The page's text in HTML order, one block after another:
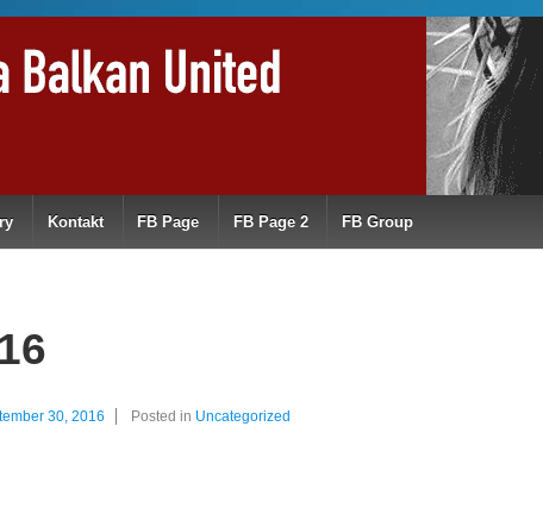
Kontakt FB Page FB Page 2 FB Group
30, 2016 Posted in Uncategorized